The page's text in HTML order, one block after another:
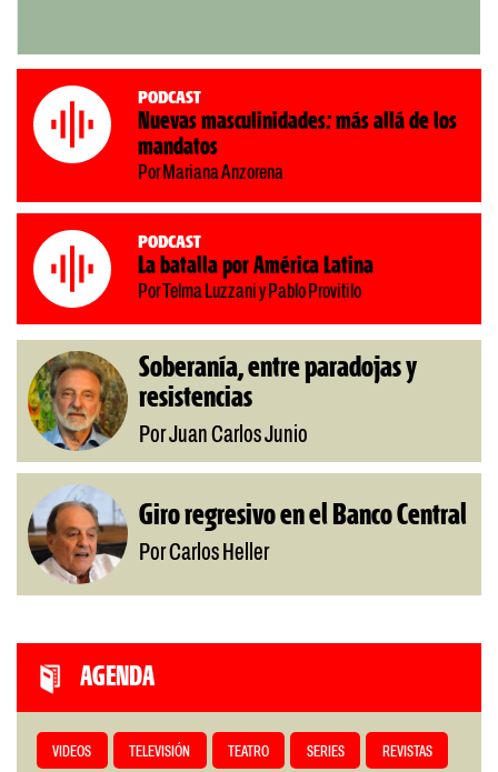
Podcast
Nuevas masculinidades: más allá de los
mandatos
Por Mariana Anzorena
Podcast
La batalla por América Latina
Por Telma Luzzani y Pablo Provitilo
Soberanía, entre paradojas y
resistencias
Por Juan Carlos Junio
Giro regresivo en el Banco Central
Por Carlos Heller
AGENDA
VIDEOS TELEVISIÓN TEATRO SERIES REVISTAS